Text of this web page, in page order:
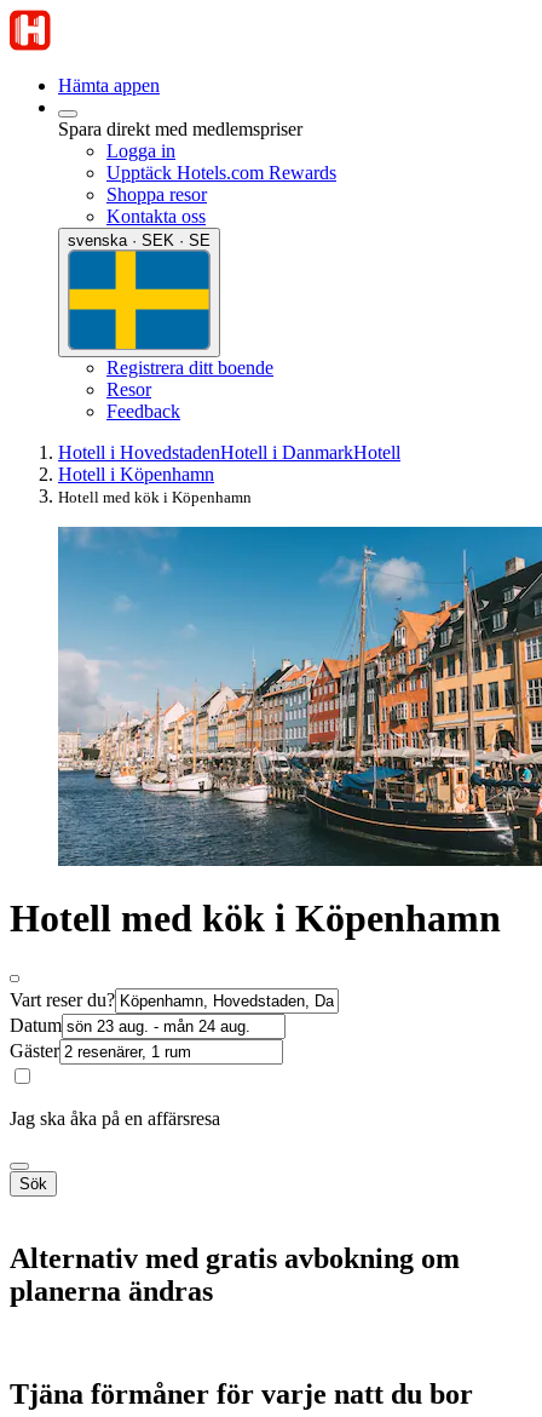
Hämta appen
Spara direkt med medlemspriser
Logga in
Upptäck Hotels.com Rewards
Shoppa resor
Kontakta oss
svenska · SEK · SE
Registrera ditt boende
Resor
Feedback
Hotell i HovedstadenHotell i DanmarkHotell
Hotell i Köpenhamn
Hotell med kök i Köpenhamn
Hotell med kök i Köpenhamn
Vart reser du?
Datum
Gäster
Jag ska åka på en affärsresa
Sök
Alternativ med gratis avbokning om
planerna ändras
Tjäna förmåner för varje natt du bor